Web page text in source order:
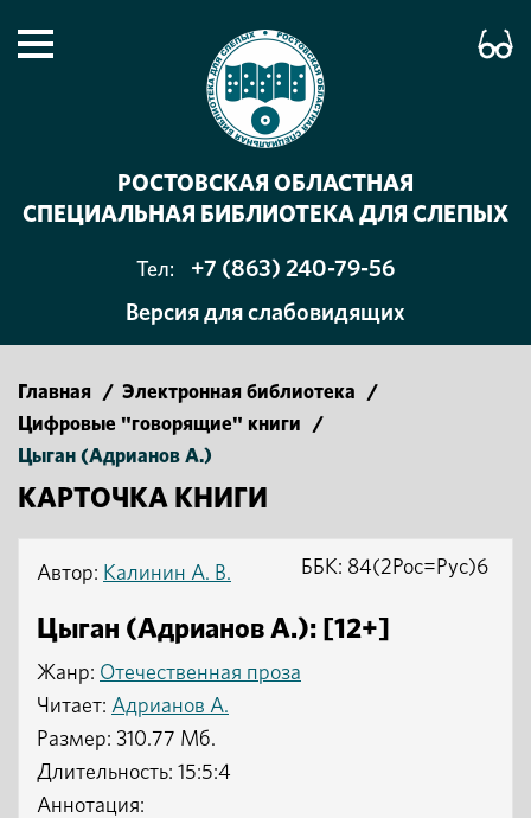
РОСТОВСКАЯ ОБЛАСТНАЯ
СПЕЦИАЛЬНАЯ БИБЛИОТЕКА ДЛЯ СЛЕПЫХ
Тел:
+7 (863) 240-79-56
Версия для слабовидящих
Главная / Электронная библиотека
/
Цифровые "говорящие" книги
/
Цыган (Адрианов А.)
КАРТОЧКА КНИГИ
Автор: Калинин А. В.
Цыган (Адрианов А.): [12+]
Жанр: Отечественная проза
Читает: Адрианов А.
ББК: 84(2Рос=Рус)6
Размер: 310.77 Мб.
Длительность: 15:5:4
Аннотация: